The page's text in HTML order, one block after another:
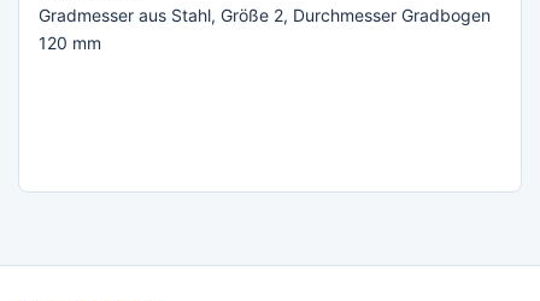
Gradmesser aus Stahl, Größe 2, Durchmesser Gradbogen
120 mm